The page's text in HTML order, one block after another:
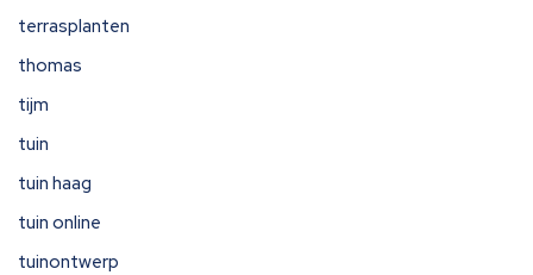
terrasplanten
thomas
tijm
tuin
tuin haag
tuin online
tuinontwerp